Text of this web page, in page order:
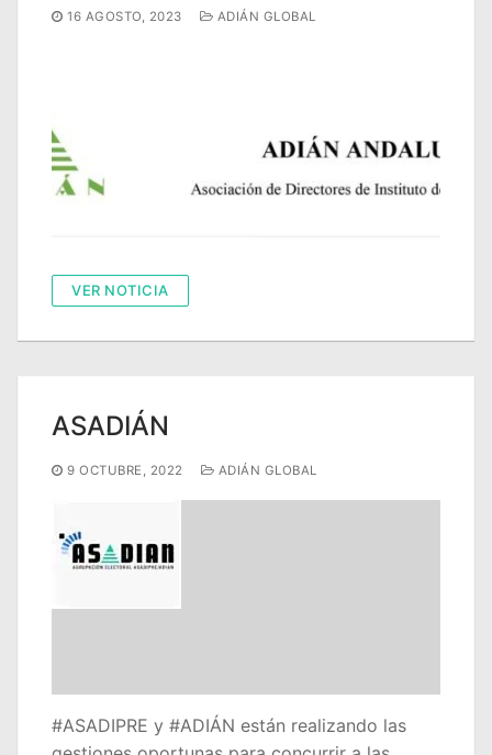
16 AGOSTO, 2023 ADIÁN GLOBAL
VER NOTICIA
ASADIÁN
9 OCTUBRE, 2022 ADIÁN GLOBAL
#ASADIPRE y #ADIÁN están realizando las